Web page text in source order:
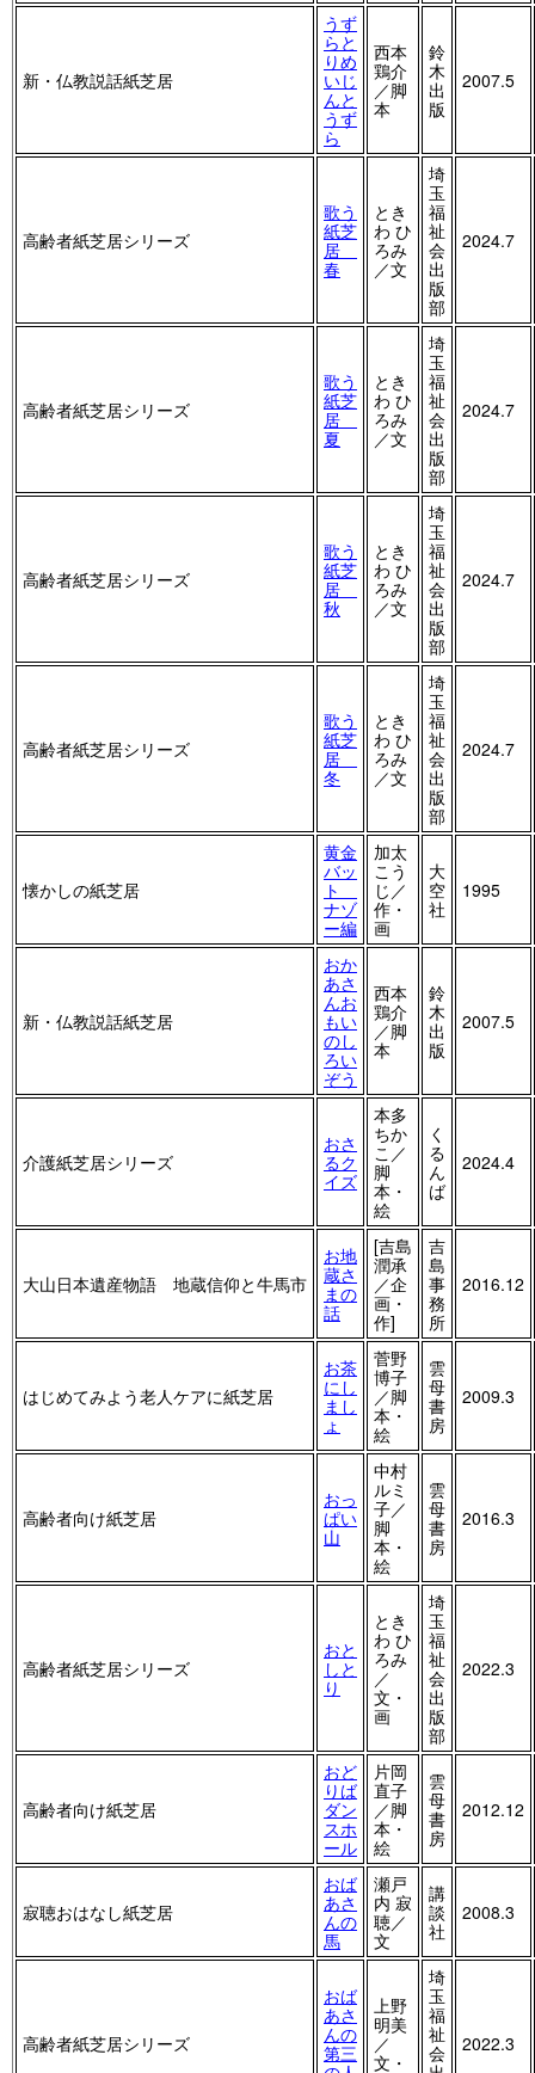
新・仏教説話紙芝居
うず
らと
りめ
いじ
んと
うず
ら
西本
鶏介
／脚
本
鈴
木
出
版
2007.5
高齢者紙芝居シリーズ
歌う
紙芝
居
春
とき
わ ひ
ろみ
／文
埼
玉
福
祉
会
出
版
部
2024.7
高齢者紙芝居シリーズ
歌う
紙芝
居
夏
とき
わ ひ
ろみ
／文
埼
玉
福
祉
会
出
版
部
2024.7
高齢者紙芝居シリーズ
歌う
紙芝
居
秋
とき
わ ひ
ろみ
／文
埼
玉
福
祉
会
出
版
部
2024.7
高齢者紙芝居シリーズ
歌う
紙芝
居
冬
とき
わ ひ
ろみ
／文
埼
玉
福
祉
会
出
版
部
2024.7
懐かしの紙芝居
黄金
バッ
ト
ナゾ
ー編
加太
こう
じ／
作・
画
大
空
社
1995
新・仏教説話紙芝居
おか
あさ
んお
もい
のし
ろい
ぞう
西本
鶏介
／脚
本
鈴
木
出
版
2007.5
介護紙芝居シリーズ
おさ
るク
イズ
本多
ちか
こ／
脚
本・
絵
く
る
ん
ば
2024.4
大山日本遺産物語 地蔵信仰と牛馬市
お地
蔵さ
まの
話
[吉島
潤承
／企
画・
作]
吉
島
事
務
所
2016.12
はじめてみよう老人ケアに紙芝居
お茶
にし
まし
ょ
菅野
博子
／脚
本・
絵
雲
母
書
房
2009.3
高齢者向け紙芝居
おっ
ぱい
山
中村
ルミ
子／
脚
本・
絵
雲
母
書
房
2016.3
高齢者紙芝居シリーズ
おと
しと
り
とき
わ ひ
ろみ
／
文・
画
埼
玉
福
祉
会
出
版
部
2022.3
高齢者向け紙芝居
おど
りば
ダン
スホ
ール
片岡
直子
／脚
本・
絵
雲
母
書
房
2012.12
寂聴おはなし紙芝居
おば
あさ
んの
馬
瀬戸
内 寂
聴／
文
講
談
社
2008.3
高齢者紙芝居シリーズ
おば
あさ
んの
第三
上野
明美
／
文・
埼
玉
福
祉
会
2022.3